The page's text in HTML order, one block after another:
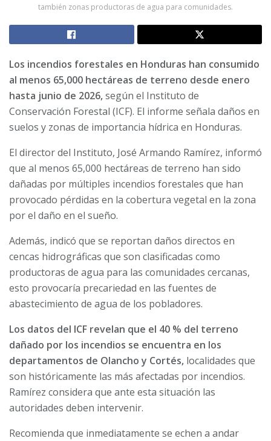
también zonas productoras de agua para comunidades.
Los incendios forestales en Honduras han consumido
al menos 65,000 hectáreas de terreno desde enero
hasta junio de 2026,según el Instituto de
Conservación Forestal (ICF). El informe señala daños en
suelos y zonas de importancia hídrica en Honduras.
El director del Instituto, José Armando Ramírez, informó
que al menos 65,000 hectáreas de terreno han sido
dañadas por múltiples incendios forestales que han
provocado pérdidas en la cobertura vegetal en la zona
por el daño en el sueño.
Además, indicó que se reportan daños directos en
cencas hidrográficas que son clasificadas como
productoras de agua para las comunidades cercanas,
esto provocaría precariedad en las fuentes de
abastecimiento de agua de los pobladores.
Los datos del ICF revelan que el 40 % del terreno
dañado por los incendios se encuentra en los
departamentos de Olancho y Cortés, localidades que
son históricamente las más afectadas por incendios.
Ramírez considera que ante esta situación las
autoridades deben intervenir.
Recomienda que inmediatamente se echen a andar